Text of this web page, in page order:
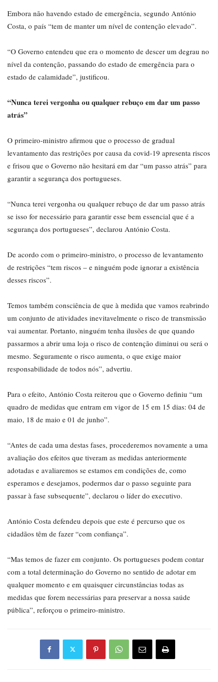
Embora não havendo estado de emergência, segundo António
Costa, o país “tem de manter um nível de contenção elevado”.
“O Governo entendeu que era o momento de descer um degrau no
nível da contenção, passando do estado de emergência para o
estado de calamidade”, justificou.
“Nunca terei vergonha ou qualquer rebuço em dar um passo
atrás”
O primeiro-ministro afirmou que o processo de gradual
levantamento das restrições por causa da covid-19 apresenta riscos
e frisou que o Governo não hesitará em dar “um passo atrás” para
garantir a segurança dos portugueses.
“Nunca terei vergonha ou qualquer rebuço de dar um passo atrás
se isso for necessário para garantir esse bem essencial que é a
segurança dos portugueses”, declarou António Costa.
De acordo com o primeiro-ministro, o processo de levantamento
de restrições “tem riscos – e ninguém pode ignorar a existência
desses riscos”.
Temos também consciência de que à medida que vamos reabrindo
um conjunto de atividades inevitavelmente o risco de transmissão
vai aumentar. Portanto, ninguém tenha ilusões de que quando
passarmos a abrir uma loja o risco de contenção diminui ou será o
mesmo. Seguramente o risco aumenta, o que exige maior
responsabilidade de todos nós”, advertiu.
Para o efeito, António Costa reiterou que o Governo definiu “um
quadro de medidas que entram em vigor de 15 em 15 dias: 04 de
maio, 18 de maio e 01 de junho”.
“Antes de cada uma destas fases, procederemos novamente a uma
avaliação dos efeitos que tiveram as medidas anteriormente
adotadas e avaliaremos se estamos em condições de, como
esperamos e desejamos, podermos dar o passo seguinte para
passar à fase subsequente”, declarou o líder do executivo.
António Costa defendeu depois que este é percurso que os
cidadãos têm de fazer “com confiança”.
“Mas temos de fazer em conjunto. Os portugueses podem contar
com a total determinação do Governo no sentido de adotar em
qualquer momento e em quaisquer circunstâncias todas as
medidas que forem necessárias para preservar a nossa saúde
pública”, reforçou o primeiro-ministro.